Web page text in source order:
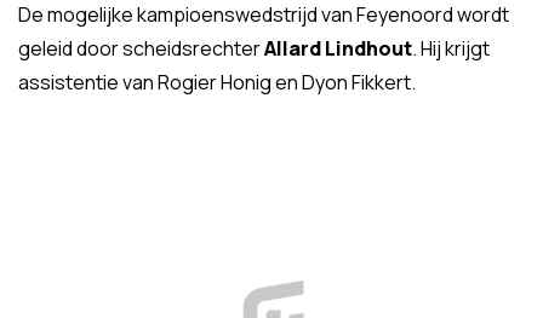
De mogelijke kampioenswedstrijd van Feyenoord wordt
geleid door scheidsrechterAllard Lindhout. Hij krijgt
assistentie van Rogier Honig en Dyon Fikkert.